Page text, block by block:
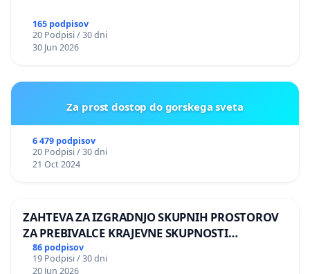
165 podpisov
20 Podpisi / 30 dni
30 Jun 2026
Za prost dostop do gorskega sveta
6 479 podpisov
20 Podpisi / 30 dni
21 Oct 2024
ZAHTEVA ZA IZGRADNJO SKUPNIH PROSTOROV
ZA PREBIVALCE KRAJEVNE SKUPNOSTI
PRESTRANEK
86 podpisov
19 Podpisi / 30 dni
20 Jun 2026